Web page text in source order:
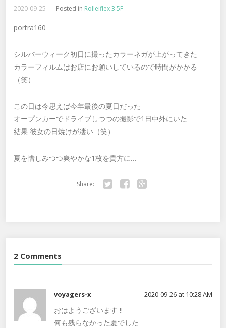
2020-09-25 Posted in Rolleiflex 3.5F
portra160
シルバーウィーク初日に撮ったカラーネガが上がってきた
カラーフィルムはお店にお願いしているので時間がかかる
（笑）
この日は今思えば今年最後の夏日だった
オープンカーでドライブしつつの撮影で1日中外にいた
結果 彼女の日焼けが凄い（笑）
夏を惜しみつつ爽やかな1枚を貴方に…
Share:
2 Comments
voyagers-x 2020-09-26 at 10:28 AM
おはようございます ‼️
何も残らなかった夏でした